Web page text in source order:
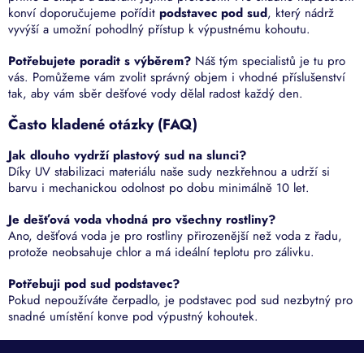
konví doporučujeme pořídit podstavec pod sud, který nádrž
vyvýší a umožní pohodlný přístup k výpustnému kohoutu.
Potřebujete poradit s výběrem? Náš tým specialistů je tu pro
vás. Pomůžeme vám zvolit správný objem i vhodné příslušenství
tak, aby vám sběr dešťové vody dělal radost každý den.
Často kladené otázky (FAQ)
Jak dlouho vydrží plastový sud na slunci?
Díky UV stabilizaci materiálu naše sudy nezkřehnou a udrží si
barvu i mechanickou odolnost po dobu minimálně 10 let.
Je dešťová voda vhodná pro všechny rostliny?
Ano, dešťová voda je pro rostliny přirozenější než voda z řadu,
protože neobsahuje chlor a má ideální teplotu pro zálivku.
Potřebuji pod sud podstavec?
Pokud nepoužíváte čerpadlo, je podstavec pod sud nezbytný pro
snadné umístění konve pod výpustný kohoutek.